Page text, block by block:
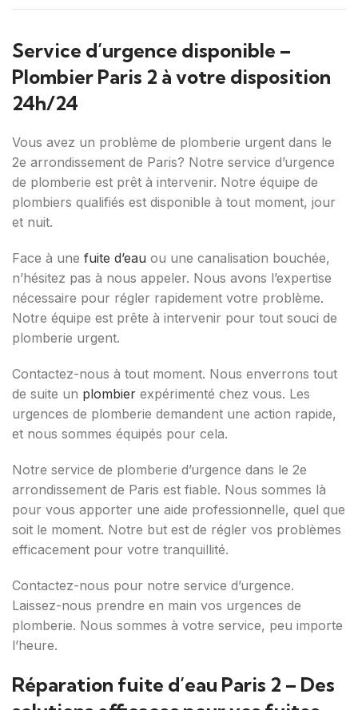
Service d’urgence disponible –
Plombier Paris 2 à votre disposition
24h/24
Vous avez un problème de plomberie urgent dans le
2e arrondissement de Paris? Notre service d’urgence
de plomberie est prêt à intervenir. Notre équipe de
plombiers qualifiés est disponible à tout moment, jour
et nuit.
Face à une fuite d’eau ou une canalisation bouchée,
n’hésitez pas à nous appeler. Nous avons l’expertise
nécessaire pour régler rapidement votre problème.
Notre équipe est prête à intervenir pour tout souci de
plomberie urgent.
Contactez-nous à tout moment. Nous enverrons tout
de suite un plombier expérimenté chez vous. Les
urgences de plomberie demandent une action rapide,
et nous sommes équipés pour cela.
Notre service de plomberie d’urgence dans le 2e
arrondissement de Paris est fiable. Nous sommes là
pour vous apporter une aide professionnelle, quel que
soit le moment. Notre but est de régler vos problèmes
efficacement pour votre tranquillité.
Contactez-nous pour notre service d’urgence.
Laissez-nous prendre en main vos urgences de
plomberie. Nous sommes à votre service, peu importe
l’heure.
Réparation fuite d’eau Paris 2 – Des